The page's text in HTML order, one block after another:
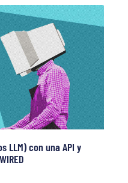
LLM) con una API y